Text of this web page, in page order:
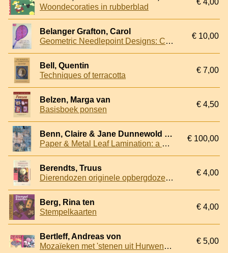
Woondecoraties in rubberblad
€ 4,00
Belanger Grafton, Carol
Geometric Needlepoint Designs: Charted for Easy Use
€ 10,00
Bell, Quentin
Techniques of terracotta
€ 7,00
Belzen, Marga van
Basisboek ponsen
€ 4,50
Benn, Claire & Jane Dunnewold & Leslie Morgan
Paper & Metal Leaf Lamination: a mixed media approach with cloth + DVD
€ 100,00
Berendts, Truus
Dierendozen originele opbergdozen in de vorm van beren, hond, kat en andere dieren
€ 4,00
Berg, Rina ten
Stempelkaarten
€ 4,00
Bertleff, Andreas von
Mozaïeken met 'stenen uit Hurwenen'; Meer mozaïeken met 'stenen uit Hurwenen' (2 delen)
€ 5,00